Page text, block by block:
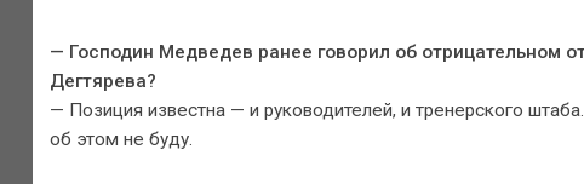
— Господин Медведев ранее говорил об отрицательном
Дегтярева?
— Позиция известна — и руководителей, и тренерского
об этом не буду.